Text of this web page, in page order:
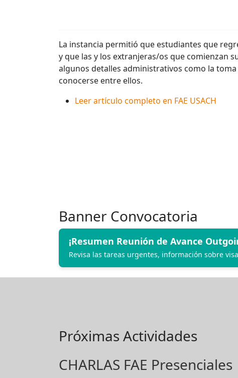
La instancia permitió que estudiantes que
y que las y los extranjeras/os que comienzan
algunos detalles administrativos como la
conocerse entre ellos.
Leer artículo completo en FAE USACH
Banner Convocatoria
¡Resumen Reunión de Avance
Revisa las tareas urgentes, información sobre
Próximas Actividades
CHARLAS FAE Presenciales